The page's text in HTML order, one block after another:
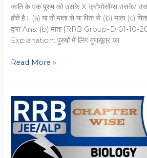
जाति के एक पुरुष को उसके X क्रोमोसोम्स उसके/
होते है। (a) या तो माता से या पिता से (b) माता (c)
द्वारा Ans: (b) माता [RRB Group-D 01-10-
Explanation: पुरुषों में लिंग गुणसूत्र का
RRB
D
Biology
Practice
Set
09:
Baar-
Baar
Read More »